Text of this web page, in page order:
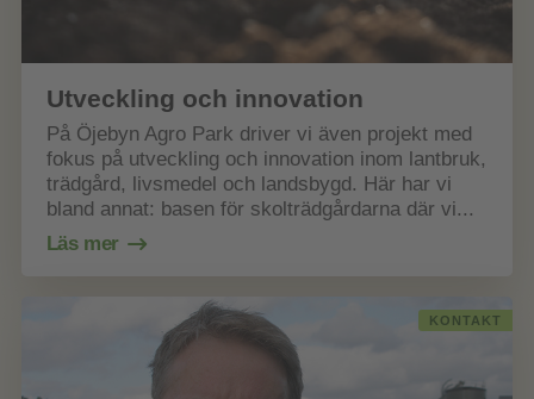
Utveckling och innovation
På Öjebyn Agro Park driver vi även projekt med
fokus på utveckling och innovation inom lantbruk,
trädgård, livsmedel och landsbygd. Här har vi
bland annat: basen för skolträdgårdarna där vi...
Läs mer
KONTAKT